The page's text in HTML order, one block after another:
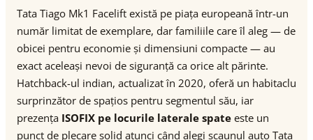
Tata Tiago Mk1 Facelift există pe piața europeană într-un
număr limitat de exemplare, dar familiile care îl aleg — de
obicei pentru economie și dimensiuni compacte — au
exact aceleași nevoi de siguranță ca orice alt părinte.
Hatchback-ul indian, actualizat în 2020, oferă un habitaclu
surprinzător de spațios pentru segmentul său, iar
prezența ISOFIX pe locurile laterale spate este un
punct de plecare solid atunci când alegi scaunul auto Tata